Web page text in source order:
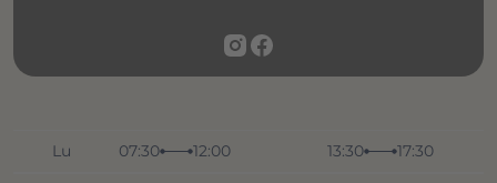
Lu 07:30 12:00 13:30 17:30